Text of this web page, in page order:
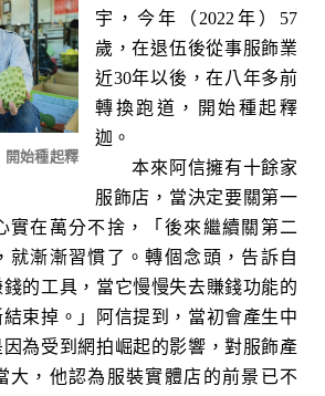
開始種起釋
宇，今年（2022年）57
歲，在退伍後從事服飾業
近30年以後，在八年多前
轉換跑道，開始種起釋
迦。
本來阿信擁有十餘家
服飾店，當決定要關第一
實在萬分不捨，「後來繼續關第二
就漸漸習慣了。轉個念頭，告訴自
的工具，當它慢慢失去賺錢功能的
束掉。」阿信提到，當初會產生中
為受到網拍崛起的影響，對服飾產
大，他認為服裝實體店的前景已不